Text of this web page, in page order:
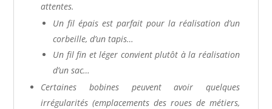
attentes.
Un fil épais est parfait pour la réalisation d’un
corbeille, d’un tapis…
Un fil fin et léger convient plutôt à la réalisation
d’un sac…
Certaines bobines peuvent avoir quelques
irrégularités (emplacements des roues de métiers,